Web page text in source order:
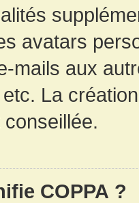
avatars
mails aux
La
COPPA ?